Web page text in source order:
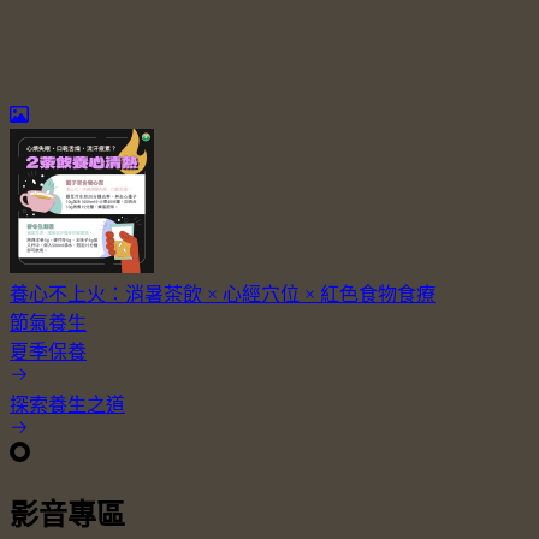
養心不上火：消暑茶飲 × 心經穴位 × 紅色食物食療
節氣養生
夏季保養
探索養生之道
影音專區